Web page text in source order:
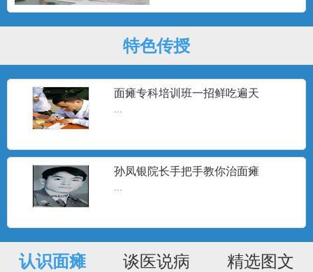
特色传授
面瘫专科培训班一招鲜吃遍天
孙凤银院长手把手教你治面瘫
认识面瘫 谈医说病 精选图文